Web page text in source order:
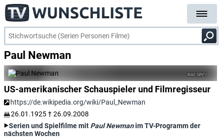
Paul Newman
SRF1
US-amerikanischer Schauspieler und Filmregisseur
https://de.wikipedia.org/wiki/Paul_Newman
26.01.1925 † 26.09.2008
Serien und Spielfilme mit Paul Newmanim TV-Programm der
nächsten Wochen